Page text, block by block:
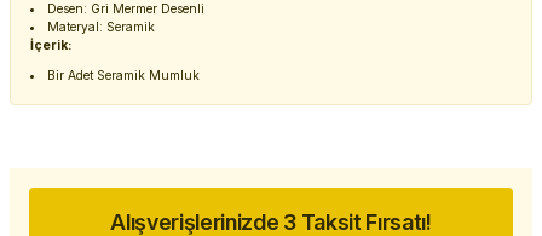
Desen: Gri Mermer Desenli
Materyal: Seramik
İçerik:
Bir Adet Seramik Mumluk
Alışverişlerinizde 3 Taksit Fırsatı!